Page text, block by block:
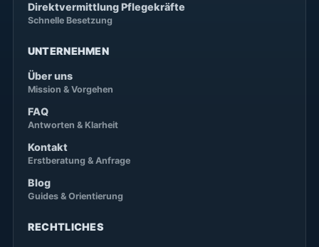
Direktvermittlung Pflegekräfte
Schnelle Besetzung
UNTERNEHMEN
Über uns
Mission & Vorgehen
FAQ
Antworten & Klarheit
Kontakt
Erstberatung & Anfrage
Blog
Guides & Orientierung
RECHTLICHES